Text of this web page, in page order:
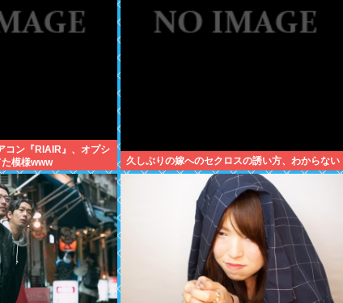
コン『RIAIR』、オプシ
た模様www
久しぶりの嫁へのセクロスの誘い方、わからない